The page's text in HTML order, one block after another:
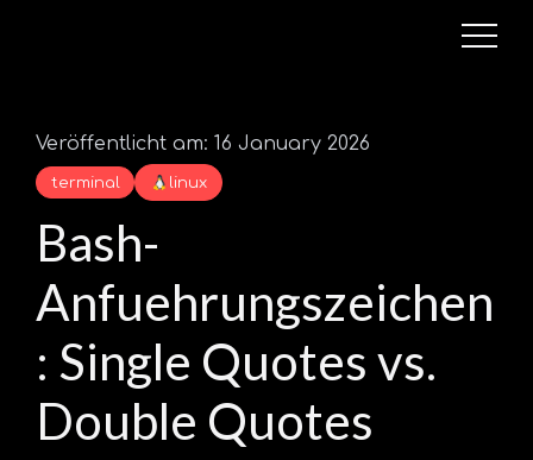
Veröffentlicht am: 16 January 2026
terminal linux
Bash-
Anfuehrungszeichen
: Single Quotes vs.
Double Quotes